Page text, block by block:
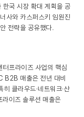
국 시장 확대 계획을 공
사와 카스퍼스키 임원진
전략을 공유했다.
프라이즈 사업의 핵심
매출은 전년 대비
클라우드·네트워크·산
이즈 솔루션 매출은